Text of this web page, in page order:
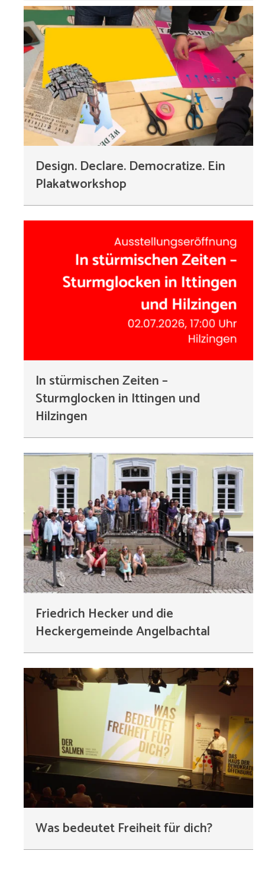
Design. Declare. Democratize. Ein
Plakatworkshop
In stürmischen Zeiten –
Sturmglocken in Ittingen und
Hilzingen
Friedrich Hecker und die
Heckergemeinde Angelbachtal
Was bedeutet Freiheit für dich?